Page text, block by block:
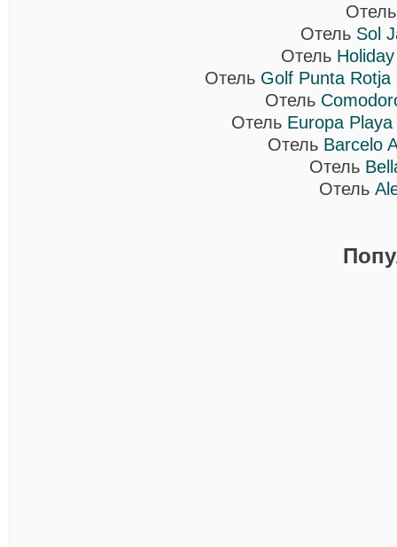
Отель Sol
Отель
Отель Golf Punta Rotja
Отель
Отель Europa
Отель Barcelo
Отель
Отель